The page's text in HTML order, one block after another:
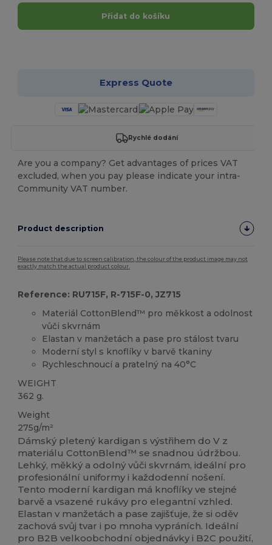
Přidat do košíku
Express Quote
Rychlé dodání
Are you a company? Get advantages of prices VAT
excluded, when you pay please indicate your intra-
Community VAT number.
Product description
Please note that due to screen calibration, the colour of the product image may not
exactly match the actual product colour.
Reference: RU715F, R-715F-0, JZ715
Materiál CottonBlend™ pro měkkost a odolnost
vůči skvrnám
Elastan v manžetách a pase pro stálost tvaru
Moderní styl s knoflíky v barvě tkaniny
Rychleschnoucí a pratelný na 40°C
WEIGHT
362 g.
Weight
275g/m²
Dámský pletený kardigan s výstřihem do V z
materiálu CottonBlend™ se snadnou údržbou.
Lehký, měkký a odolný vůči skvrnám, ideální pro
profesionální uniformy i každodenní nošení.
Tento moderní kardigan má knoflíky ve stejné
barvě a vsazené rukávy pro elegantní vzhled.
Elastan v manžetách a pase zajišťuje, že si oděv
zachová svůj tvar i po mnoha vypráních. Ideální
pro B2B velkoobchodní objednávky i B2C použití,